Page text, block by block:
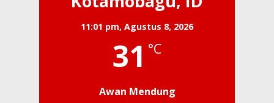
11:01 pm, Agustus 8, 2026
31 °C
Awan Mendung